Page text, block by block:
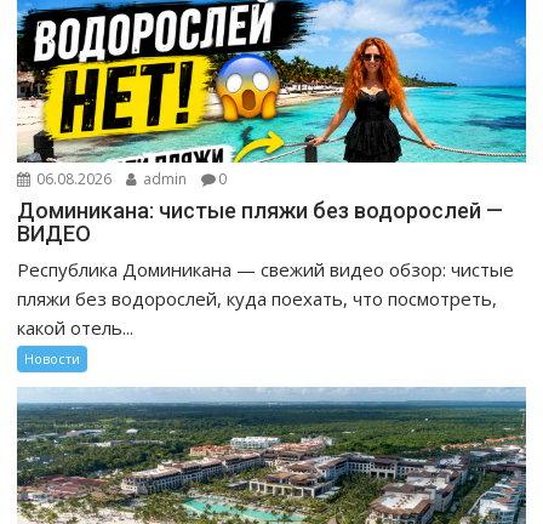
06.08.2026 admin 0
Доминикана: чистые пляжи без водорослей —
ВИДЕО
Республика Доминикана — свежий видео обзор: чистые
пляжи без водорослей, куда поехать, что посмотреть,
какой отель...
Новости